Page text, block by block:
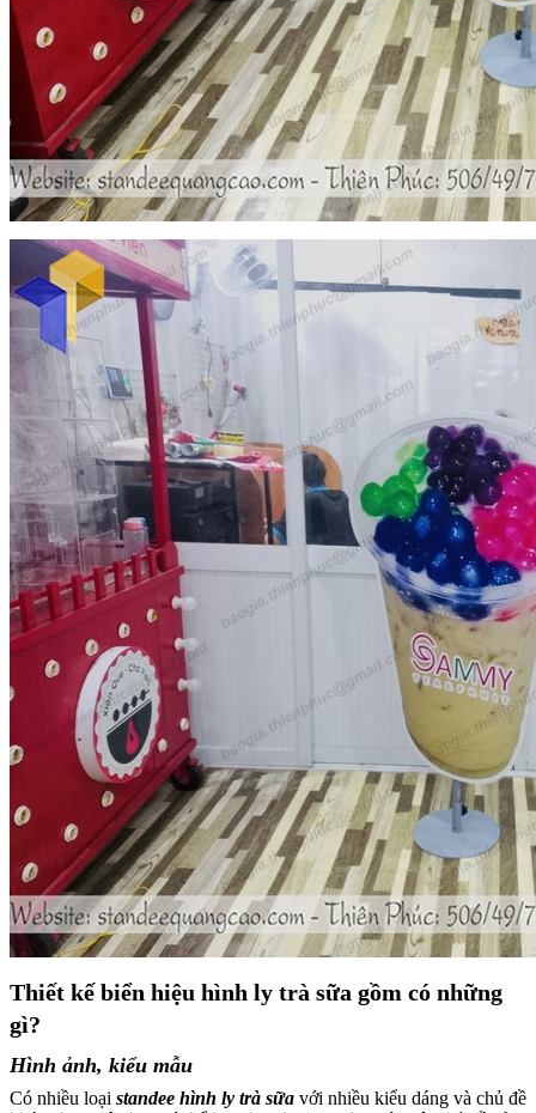
Thiết kế biển hiệu hình ly trà sữa gồm có những
gì?
Hình ảnh, kiểu mẫu
Có nhiều loại standee hình ly trà sữa với nhiều kiểu dáng và chủ đề